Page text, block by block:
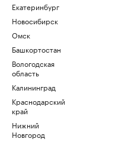
Екатеринбург
Новосибирск
Омск
Башкортостан
Вологодская
область
Калининград
Краснодарский
край
Нижний
Новгород